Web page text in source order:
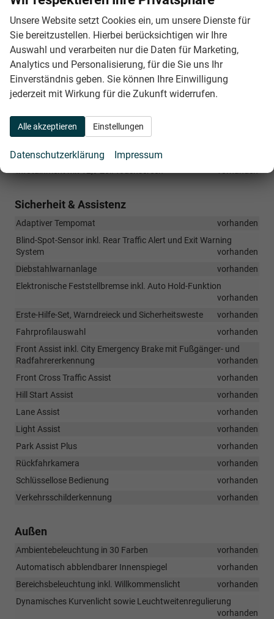
Vordersitze mit elektrisch verstellbarer Lendenstütze
vorhanden
Vordersitze mit Höheneinstellung
vorhanden
Vordersitze, beheizbar
vorhanden
Infotainment & Kommunikation
DAB+
Erweiterte Müdigkeitserkennung
Sicherheit & Assistenz
Adaptiver Tempomat
vorhanden
Blind-Spot-Sensor inkl. Rear Traffic Alert und Exit Warning
System
vorhanden
Diebstahlwarnanlage
vorhanden
Elektronische Feststellbremse inkl. Auto Hold-Funktion
vorhanden
Erste-Hilfe-Set, Warndreieck und Sicherheitsweste
vorhanden
Fahrprofilauswahl
vorhanden
Front Assist inkl. City Emergency Brake mit Fußgänger- und
Radfahrererkennung
vorhanden
Front Cross Traffic Assist
vorhanden
Hill Start Assist
vorhanden
Lane Assist
vorhanden
Light Assist
vorhanden
Park Assist Plus
vorhanden
Rückfahrkamera
vorhanden
Schlüssellose Bedienung
vorhanden
Verkehrsschilderkennung
vorhanden
Außen
Ambientebeleuchtung in 30 Farben
vorhanden
Automatisch abblendbarer Innenspiegel
vorhanden
Bereichsbeleuchtung inkl. Willkommenslicht
vorhanden
Dynamisches Kurvenlicht sowie Leuchtweitenregulierung
vorhanden
Unsere Website setzt Cookies ein, um unsere Dienste für
Sie bereitzustellen. Hierbei berücksichtigen wir Ihre
Auswahl und verarbeiten nur die Daten für Marketing,
Analytics und Personalisierung, für die Sie uns Ihr
Einverständnis geben. Sie können Ihre Einwilligung
jederzeit mit Wirkung für die Zukunft widerrufen.
Alle akzeptieren Einstellungen
Datenschutzerklärung Impressum